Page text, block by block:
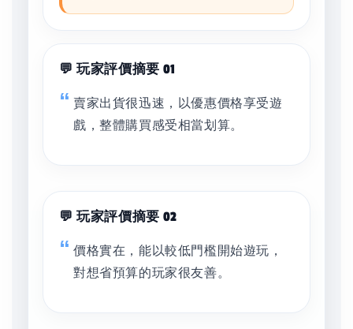
💬 玩家評價摘要 01
賣家出貨很迅速，以優惠價格享受遊
戲，整體購買感受相當划算。
💬 玩家評價摘要 02
價格實在，能以較低門檻開始遊玩，
對想省預算的玩家很友善。